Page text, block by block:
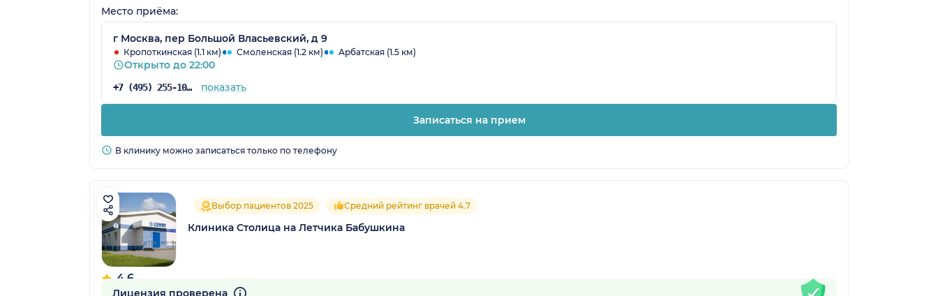
Место приёма:
г Москва, пер Большой Власьевский, д 9
Кропоткинская (1.1 км) Смоленская (1.2 км) Арбатская (1.5 км)
Открыто до 22:00
+7 (495) 255-10-78 показать
Записаться на прием
В клинику можно записаться только по телефону
4.6
276 отзывов
Выбор пациентов 2025 Средний рейтинг врачей 4.7
Клиника Столица на Летчика Бабушкина
Лицензия проверена